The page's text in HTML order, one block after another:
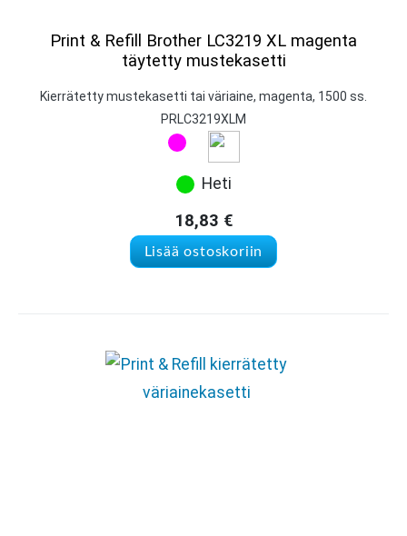
Print & Refill Brother LC3219 XL magenta
täytetty mustekasetti
Kierrätetty mustekasetti tai väriaine, magenta, 1500 ss.
PRLC3219XLM
Heti
18,83 €
Lisää ostoskoriin